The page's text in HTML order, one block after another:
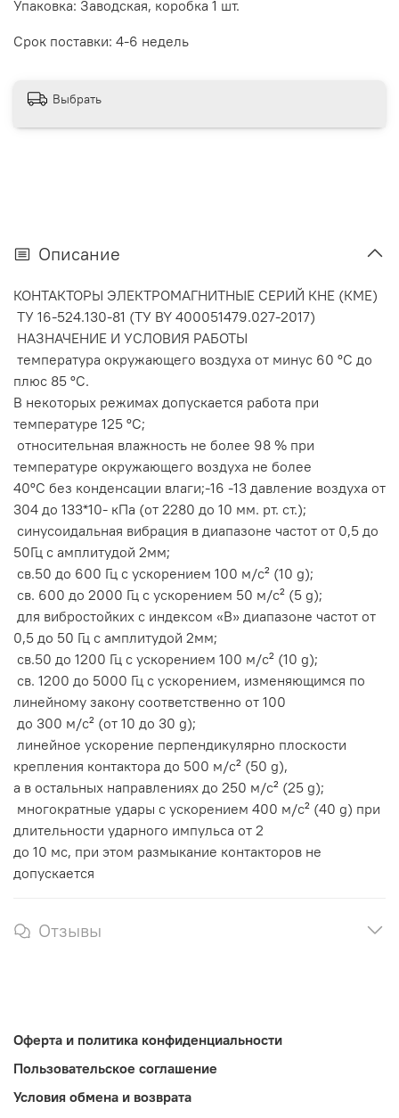
Упаковка: Заводская, коробка 1 шт.
Срок поставки: 4-6 недель
Выбрать
Описание
КОНТАКТОРЫ ЭЛЕКТРОМАГНИТНЫЕ СЕРИЙ КНЕ (КМЕ)
ТУ 16-524.130-81 (ТУ BY 400051479.027-2017)
НАЗНАЧЕНИЕ И УСЛОВИЯ РАБОТЫ
температура окружающего воздуха от минус 60 ºС до
плюс 85 ºС.
В некоторых режимах допускается работа при
температуре 125 ºС;
относительная влажность не более 98 % при
температуре окружающего воздуха не более
40ºС без конденсации влаги;-16 -13 давление воздуха от
304 до 133*10- кПа (от 2280 до 10 мм. рт. ст.);
синусоидальная вибрация в диапазоне частот от 0,5 до
50Гц с амплитудой 2мм;
св.50 до 600 Гц с ускорением 100 м/с² (10 g);
св. 600 до 2000 Гц с ускорением 50 м/с² (5 g);
для вибростойких с индексом «В» диапазоне частот от
0,5 до 50 Гц с амплитудой 2мм;
св.50 до 1200 Гц с ускорением 100 м/с² (10 g);
св. 1200 до 5000 Гц с ускорением, изменяющимся по
линейному закону соответственно от 100
до 300 м/с² (от 10 до 30 g);
линейное ускорение перпендикулярно плоскости
крепления контактора до 500 м/с² (50 g),
а в остальных направлениях до 250 м/с² (25 g);
многократные удары с ускорением 400 м/с² (40 g) при
длительности ударного импульса от 2
до 10 мс, при этом размыкание контакторов не
допускается
Отзывы
Оферта и политика конфиденциальности
Пользовательское соглашение
Условия обмена и возврата